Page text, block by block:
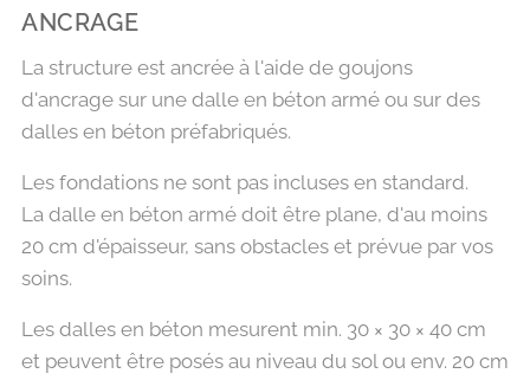
ANCRAGE
La structure est ancrée à l'aide de goujons
d'ancrage sur une dalle en béton armé ou sur des
dalles en béton préfabriqués.
Les fondations ne sont pas incluses en standard.
La dalle en béton armé doit être plane, d'au moins
20 cm d'épaisseur, sans obstacles et prévue par vos
soins.
Les dalles en béton mesurent min. 30 × 30 × 40 cm
et peuvent être posés au niveau du sol ou env. 20 cm